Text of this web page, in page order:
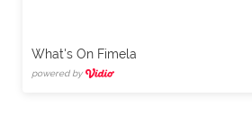
What's On Fimela
powered by